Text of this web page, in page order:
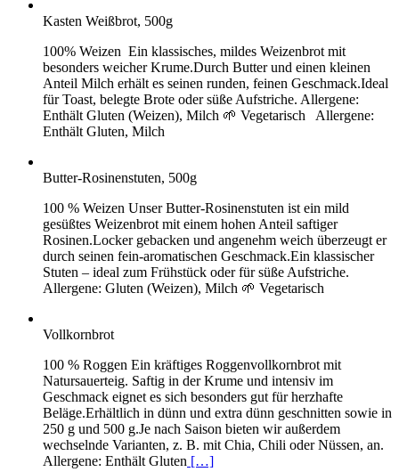
Kasten Weißbrot, 500g
100% Weizen Ein klassisches, mildes Weizenbrot mit
besonders weicher Krume.Durch Butter und einen kleinen
Anteil Milch erhält es seinen runden, feinen Geschmack.Ideal
für Toast, belegte Brote oder süße Aufstriche. Allergene:
Enthält Gluten (Weizen), Milch 🌱 Vegetarisch Allergene:
Enthält Gluten, Milch
Butter-Rosinenstuten, 500g
100 % Weizen Unser Butter-Rosinenstuten ist ein mild
gesüßtes Weizenbrot mit einem hohen Anteil saftiger
Rosinen.Locker gebacken und angenehm weich überzeugt er
durch seinen fein-aromatischen Geschmack.Ein klassischer
Stuten – ideal zum Frühstück oder für süße Aufstriche.
Allergene: Gluten (Weizen), Milch 🌱 Vegetarisch
Vollkornbrot
100 % Roggen Ein kräftiges Roggenvollkornbrot mit
Natursauerteig. Saftig in der Krume und intensiv im
Geschmack eignet es sich besonders gut für herzhafte
Beläge.Erhältlich in dünn und extra dünn geschnitten sowie in
250 g und 500 g.Je nach Saison bieten wir außerdem
wechselnde Varianten, z. B. mit Chia, Chili oder Nüssen, an.
Allergene: Enthält Gluten […]